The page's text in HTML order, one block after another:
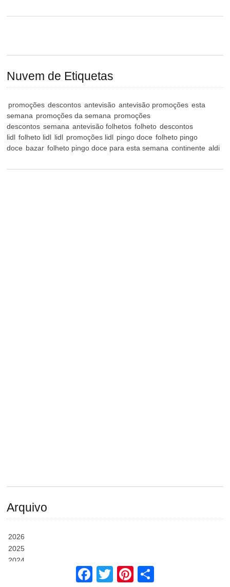
Nuvem de Etiquetas
promoções descontos antevisão antevisão promoções esta
semana promoções da semana promoções
descontos semana antevisão folhetos folheto descontos
lidl folheto lidl lidl promoções lidl pingo doce folheto pingo
doce bazar folheto pingo doce para esta semana continente aldi
Arquivo
2026
2025
2024
Facebook Twitter Pinterest